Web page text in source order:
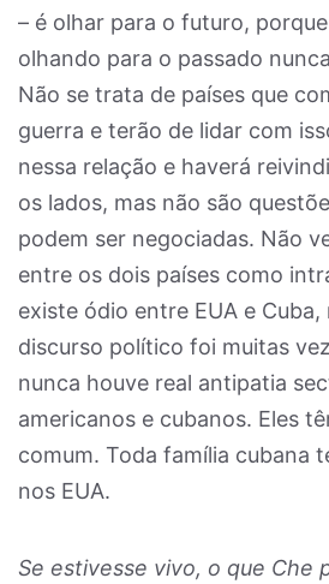
– é olhar para o futuro,
olhando para o passado
Não se trata de países que
guerra e terão de lidar com
nessa relação e haverá
os lados, mas não são
podem ser negociadas. Não
entre os dois países como
existe ódio entre EUA e Cuba,
discurso político foi muitas
nunca houve real antipatia
americanos e cubanos. Eles
comum. Toda família cubana
nos EUA.
Se estivesse vivo, o que Che